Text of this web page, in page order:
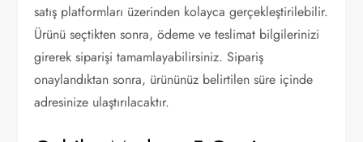
satış platformları üzerinden kolayca gerçekleştirilebilir.
Ürünü seçtikten sonra, ödeme ve teslimat bilgilerinizi
girerek siparişi tamamlayabilirsiniz. Sipariş
onaylandıktan sonra, ürününüz belirtilen süre içinde
adresinize ulaştırılacaktır.